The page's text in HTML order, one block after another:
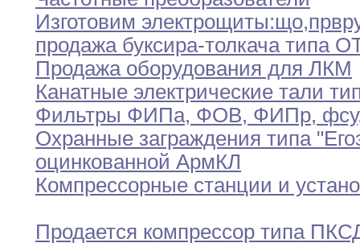
Изготовим электрощиты:що,пр
продажа буксира-толкача типа
Продажа оборудования для ЛКМ
Канатные электрические тали
Фильтры ФИПа, ФОВ, ФИПр, фсу
Охранные заграждения типа
оцинкованной АрмКЛ
Компрессорные станции и
Продается компрессор типа